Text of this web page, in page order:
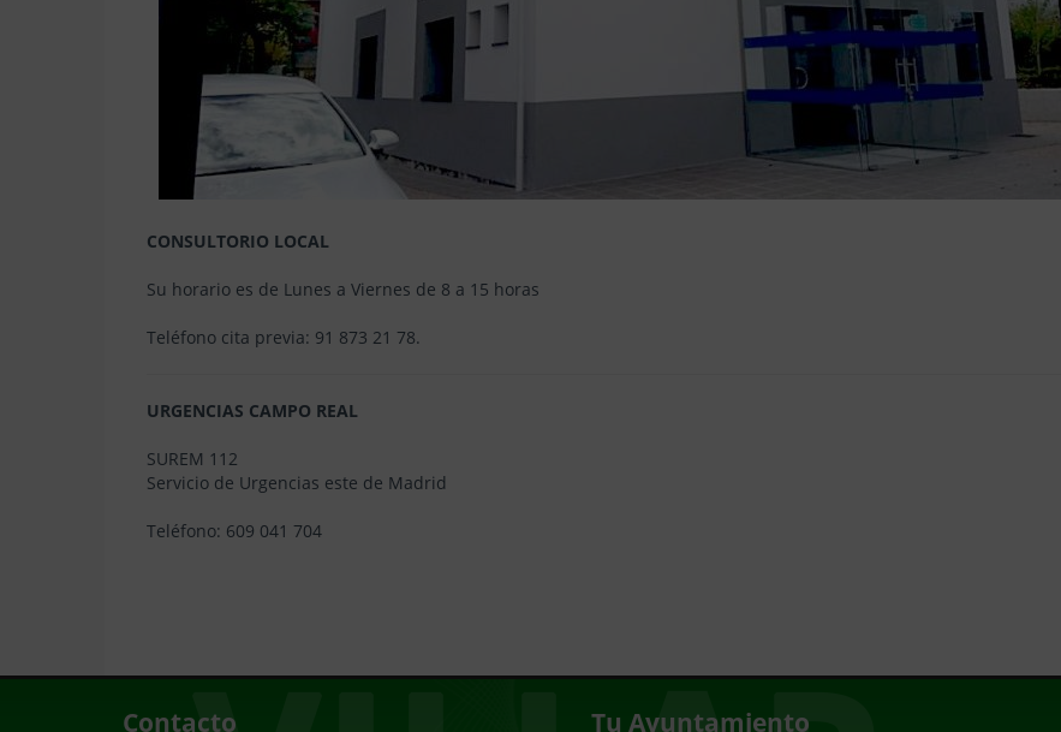
CONSULTORIO LOCAL
Su horario es de Lunes a Viernes de 8 a 15 horas
Teléfono cita previa: 91 873 21 78.
URGENCIAS CAMPO REAL
SUREM 112
Servicio de Urgencias este de Madrid
Teléfono: 609 041 704
Contacto Tu Ayuntamiento